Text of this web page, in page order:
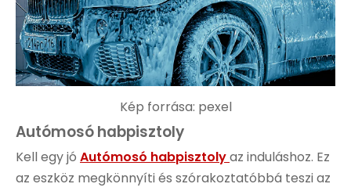
Kép forrása: pexel
Autómosó habpisztoly
Kell egy jó Autómosó habpisztolyaz induláshoz. Ez
az eszköz megkönnyíti és szórakoztatóbbá teszi az